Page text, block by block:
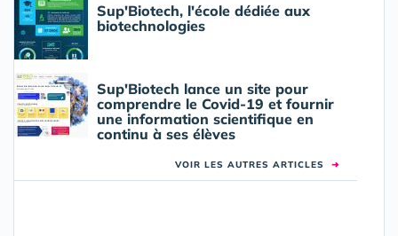
Sup'Biotech, l'école dédiée aux
biotechnologies
Sup'Biotech lance un site pour
comprendre le Covid-19 et fournir
une information scientifique en
continu à ses élèves
VOIR LES AUTRES ARTICLES ➜